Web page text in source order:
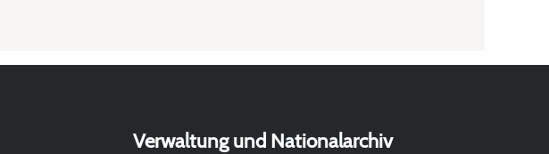
Verwaltung und Nationalarchiv